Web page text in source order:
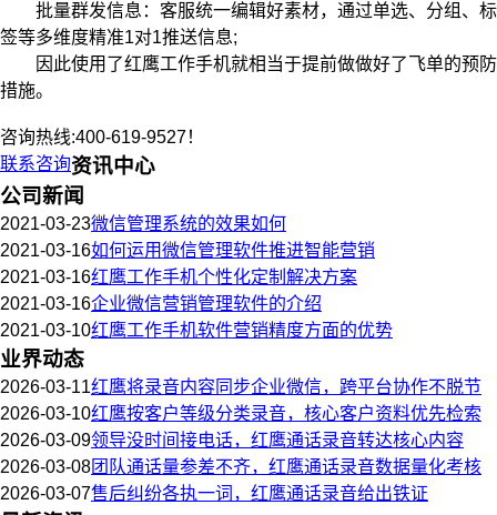
批量群发信息：客服统一编辑好素材，通过单选、分组、标
签等多维度精准1对1推送信息;
因此使用了红鹰工作手机就相当于提前做做好了飞单的预防
措施。
咨询热线:400-619-9527！
联系咨询资讯中心
公司新闻
2021-03-23微信管理系统的效果如何
2021-03-16如何运用微信管理软件推进智能营销
2021-03-16红鹰工作手机个性化定制解决方案
2021-03-16企业微信营销管理软件的介绍
2021-03-10红鹰工作手机软件营销精度方面的优势
业界动态
2026-03-11红鹰将录音内容同步企业微信，跨平台协作不脱节
2026-03-10红鹰按客户等级分类录音，核心客户资料优先检索
2026-03-09领导没时间接电话，红鹰通话录音转达核心内容
2026-03-08团队通话量参差不齐，红鹰通话录音数据量化考核
2026-03-07售后纠纷各执一词，红鹰通话录音给出铁证